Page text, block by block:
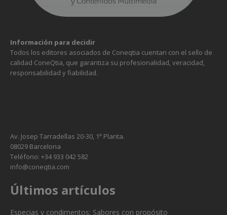
Información para decidir
Todos los editores asociados de Coneqtia cuentan con el sello de
calidad ConeQtia, que garantiza su profesionalidad, veracidad,
responsabilidad y fiabilidad.
Av. Josep Tarradellas 20-30, 1ª Planta.
08029 Barcelona
Teléfono: +34 933 042 582
info@coneqtia.com
Últimos artículos
Especias y condimentos: Sabores con propósito